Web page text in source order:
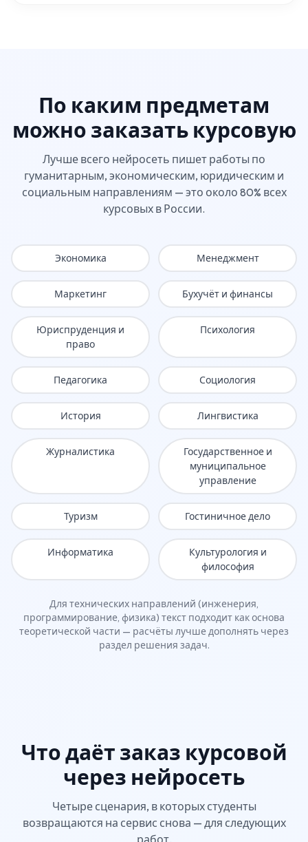
По каким предметам
можно заказать курсовую
Лучше всего нейросеть пишет работы по
гуманитарным, экономическим, юридическим и
социальным направлениям — это около 80% всех
курсовых в России.
Экономика Менеджмент
Маркетинг Бухучёт и финансы
Юриспруденция и
право
Психология
Педагогика Социология
История Лингвистика
Журналистика
Государственное и
муниципальное
управление
Туризм Гостиничное дело
Информатика
Культурология и
философия
Для технических направлений (инженерия,
программирование, физика) текст подходит как основа
теоретической части — расчёты лучше дополнять через
раздел решения задач.
Что даёт заказ курсовой
через нейросеть
Четыре сценария, в которых студенты
возвращаются на сервис снова — для следующих
работ.